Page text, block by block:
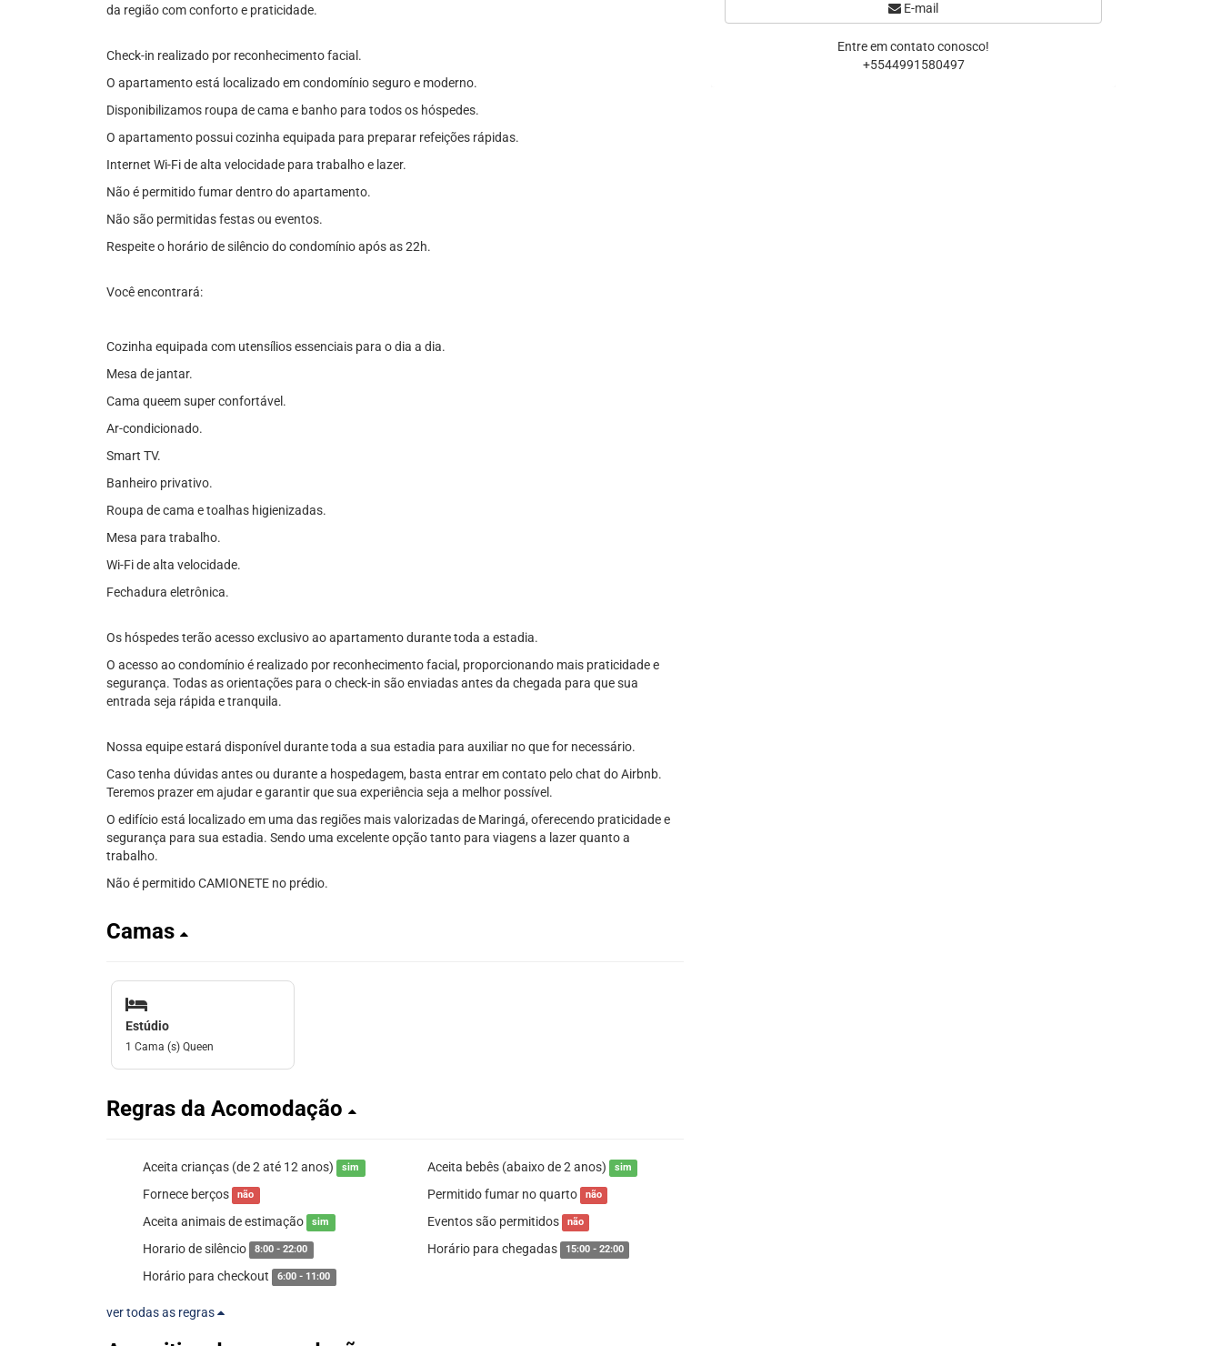
da região com conforto e praticidade.
Check-in realizado por reconhecimento facial.
O apartamento está localizado em condomínio seguro e moderno.
Disponibilizamos roupa de cama e banho para todos os hóspedes.
O apartamento possui cozinha equipada para preparar refeições rápidas.
Internet Wi-Fi de alta velocidade para trabalho e lazer.
Não é permitido fumar dentro do apartamento.
Não são permitidas festas ou eventos.
Respeite o horário de silêncio do condomínio após as 22h.
Você encontrará:
Cozinha equipada com utensílios essenciais para o dia a dia.
Mesa de jantar.
Cama queem super confortável.
Ar-condicionado.
Smart TV.
Banheiro privativo.
Roupa de cama e toalhas higienizadas.
Mesa para trabalho.
Wi-Fi de alta velocidade.
Fechadura eletrônica.
Os hóspedes terão acesso exclusivo ao apartamento durante toda a estadia.
O acesso ao condomínio é realizado por reconhecimento facial, proporcionando mais praticidade e
segurança. Todas as orientações para o check-in são enviadas antes da chegada para que sua
entrada seja rápida e tranquila.
Nossa equipe estará disponível durante toda a sua estadia para auxiliar no que for necessário.
Caso tenha dúvidas antes ou durante a hospedagem, basta entrar em contato pelo chat do Airbnb.
Teremos prazer em ajudar e garantir que sua experiência seja a melhor possível.
O edifício está localizado em uma das regiões mais valorizadas de Maringá, oferecendo praticidade e
segurança para sua estadia. Sendo uma excelente opção tanto para viagens a lazer quanto a
trabalho.
Não é permitido CAMIONETE no prédio.
Camas
Estúdio
1 Cama (s) Queen
Regras da Acomodação
Aceita crianças (de 2 até 12 anos) sim Aceita bebês (abaixo de 2 anos) sim
Fornece berços não Permitido fumar no quarto não
Aceita animais de estimação sim Eventos são permitidos não
Horario de silêncio 8:00 - 22:00 Horário para chegadas 15:00 - 22:00
Horário para checkout 6:00 - 11:00
ver todas as regras
E-mail
Entre em contato conosco!
+5544991580497